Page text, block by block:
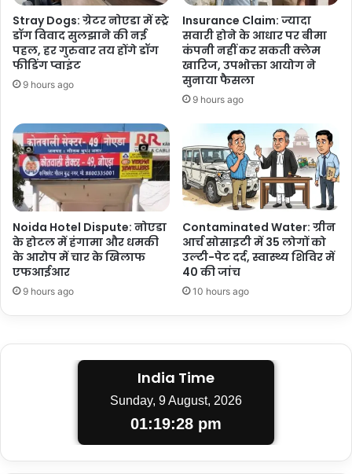
Stray Dogs: ग्रेटर नोएडा में स्ट्रे
डॉग विवाद सुलझाने की नई
पहल, हर गुरुवार तय होंगे डॉग
फीडिंग प्वाइंट
9 hours ago
Insurance Claim: ज्यादा
सवारी होने के आधार पर बीमा
कंपनी नहीं कर सकती क्लेम
खारिज, उपभोक्ता आयोग ने
सुनाया फैसला
9 hours ago
Noida Hotel Dispute: नोएडा
के होटल में हंगामा और धमकी
के आरोप में चार के खिलाफ
एफआईआर
9 hours ago
Contaminated Water: ग्रीन
आर्च सोसाइटी में 35 लोगों को
उल्टी-पेट दर्द, स्वास्थ्य शिविर में
40 की जांच
10 hours ago
India Time
Sunday, 9 August, 2026
01:19:29 pm